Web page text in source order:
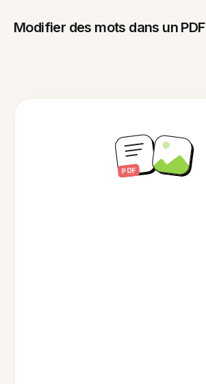
Modifier des mots dans un PDF